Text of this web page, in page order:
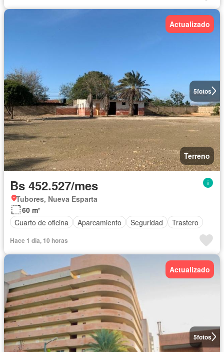
5fotos
Actualizado
Terreno
Bs 452.527/mes
Tubores, Nueva Esparta
60 m²
Cuarto de oficina
Aparcamiento Seguridad Trastero
Hace 1 día, 10 horas
5fotos
Actualizado